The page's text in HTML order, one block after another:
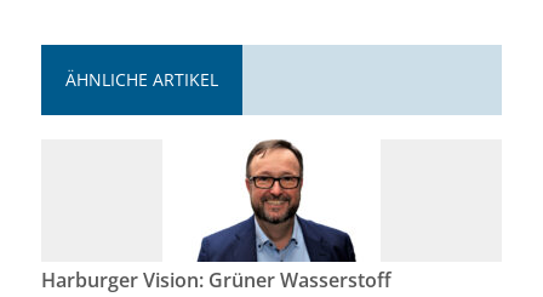
ÄHNLICHE ARTIKEL
Harburger Vision: Grüner Wasserstoff